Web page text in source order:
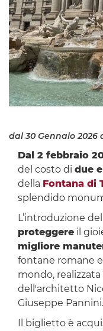
dal 30 Gennaio 2026
Dal 2 febbraio
del costo di due
della Fontana di
splendido
L’introduzione
proteggereil
migliore
fontane romane
mondo, realizzata
dell'architetto
Giuseppe Pannini.
Il biglietto è